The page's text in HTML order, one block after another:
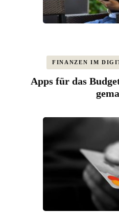
FINANZEN IM
Apps für das